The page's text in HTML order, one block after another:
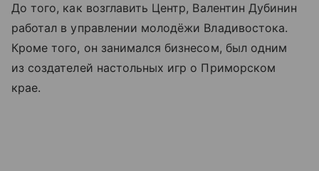
До того, как возглавить Центр, Валентин Дубинин
работал в управлении молодёжи Владивостока.
Кроме того, он занимался бизнесом, был одним
из создателей настольных игр о Приморском
крае.